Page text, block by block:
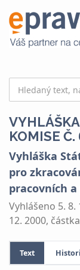
KOMISE
Vyhláška
pro
pracovních
Vyhlášeno 5. 8.
12. 2000,
Text